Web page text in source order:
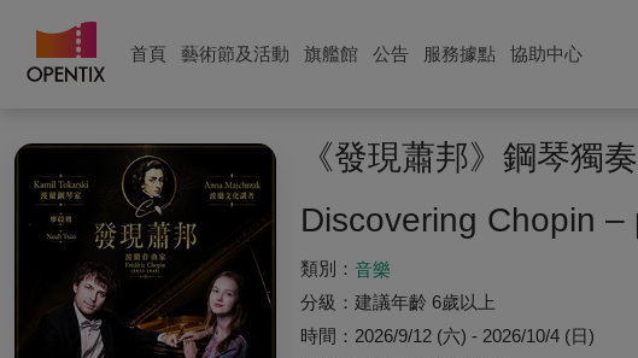
首頁 藝術節及活動 旗艦館 公告 服務據點 協助中心
《發現蕭邦》鋼琴獨
Discovering Chopin
類別： 音樂
分級： 建議年齡 6歲以上
時間： 2026/9/12 (六) - 2026/10/4 (日)